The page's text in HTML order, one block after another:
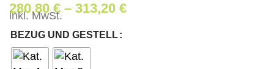
280,80€ – 313,20 €
inkl. MwSt.
BEZUG UND GESTELL